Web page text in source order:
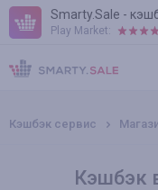
Smarty.Sale -
Play Market:
ПРАВИЛА
ПЛАГИНЫ
Кэшбэк сервис
Кэшбэк